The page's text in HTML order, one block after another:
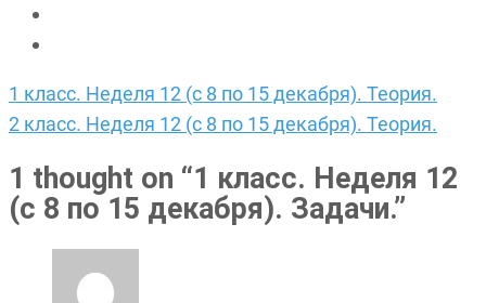
Навигация
по
1 класс. Неделя 12 (с 8 по 15 декабря). Теория.
2 класс. Неделя 12 (с 8 по 15 декабря). Теория.
1 thought on “1 класс. Неделя 12
(с 8 по 15 декабря). Задачи.”